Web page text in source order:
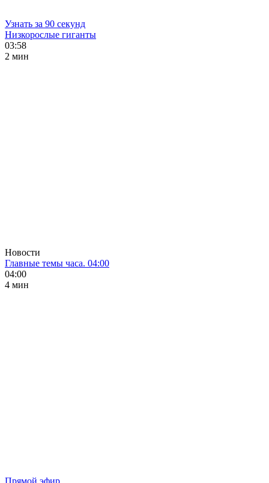
Узнать за 90 секунд
Низкорослые гиганты
03:58
2 мин
Новости
Главные темы часа. 04:00
04:00
4 мин
Прямой эфир